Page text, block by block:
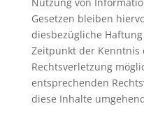
Gesetzen bleiben
diesbezügliche
Zeitpunkt der Kenntnis
Rechtsverletzung
entsprechenden
diese Inhalte